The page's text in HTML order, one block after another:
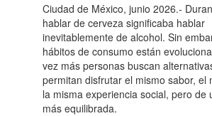
Ciudad de México, junio 2026.-
hablar de cerveza significaba hablar
inevitablemente de alcohol. Sin
hábitos de consumo están
vez más personas buscan
permitan disfrutar el mismo sabor, el
la misma experiencia social, pero de
más equilibrada.